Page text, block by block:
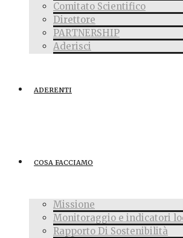
Comitato Scientifico
Direttore
PARTNERSHIP
Aderisci
ADERENTI
COSA FACCIAMO
Missione
Monitoraggio e indicatori
Rapporto Di Sostenibilità